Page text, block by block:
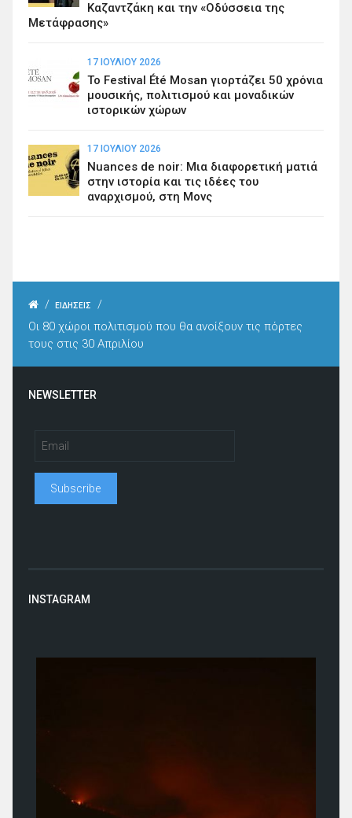
Καζαντζάκη και την «Οδύσσεια της
Μετάφρασης»
17 ΙΟΥΛΊΟΥ 2026
Το Festival Été Mosan γιορτάζει 50 χρόνια
μουσικής, πολιτισμού και μοναδικών
ιστορικών χώρων
17 ΙΟΥΛΊΟΥ 2026
Nuances de noir: Μια διαφορετική ματιά
στην ιστορία και τις ιδέες του
αναρχισμού, στη Μονς
/ ΕΙΔΗΣΕΙΣ
/
Οι 80 χώροι πολιτισμού που θα ανοίξουν τις πόρτες
τους στις 30 Απριλίου
NEWSLETTER
INSTAGRAM